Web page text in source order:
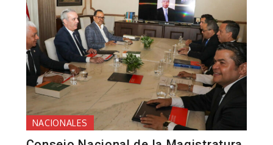
NACIONALES